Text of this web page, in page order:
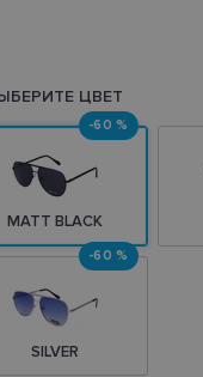
ЦВЕТ
MATT BLACK
-60 %
SILVER
-60 %